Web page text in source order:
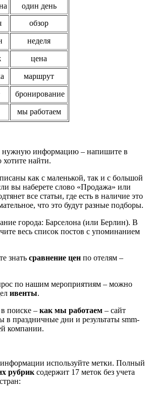
один день
обзор
неделя
цена
маршрут
бронирование
мы работаем
информацию – напишите в
хотите найти.
как с маленькой, так и с большой
вы наберете слово «Продажа» или
все статьи, где есть в наличие это
что это будут разные подборы.
города: Барселона (или Берлин). В
весь список постов с упоминанием
знать сравнение цен по отелям –
по нашим мероприятиям – можно
ивенты.
поиске – как мы работаем – сайт
в праздничные дни и результаты smm-
компании.
используйте метки. Полный
рубрик содержит 17 меток без учета